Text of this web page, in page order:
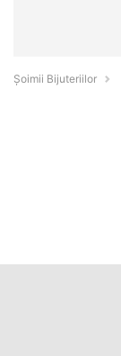
Şoimii Bijuteriilor